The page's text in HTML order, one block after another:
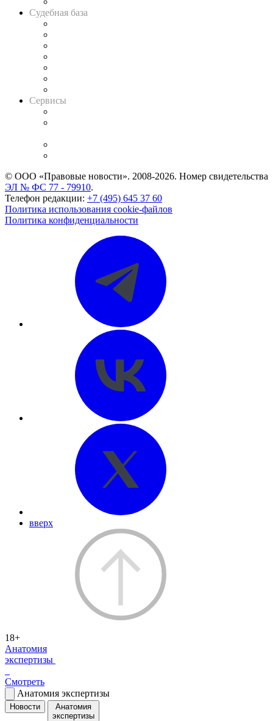
Судебная база
Сервисы
© ООО «Правовые новости». 2008-2026. Номер свидетельства
ЭЛ № ФС 77 - 79910.
Телефон редакции: +7 (495) 645 37 60
Политика использования cookie-файлов
Политика конфиденциальности
вверх
18+
Анатомия
экспертизы
Смотреть
Анатомия экспертизы
Новости
Анатомия
экспертизы